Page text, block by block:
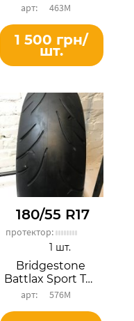
463М
1 500 грн/
шт.
180/55 R17
протектор:
Bridgestone
Battlax Sport Touring BT023R
576М
1 шт.